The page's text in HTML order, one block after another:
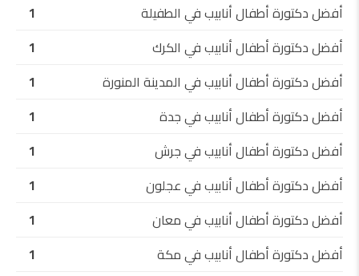
أفضل دكتورة أطفال أنابيب في الطفيلة
1
أفضل دكتورة أطفال أنابيب في الكرك
1
أفضل دكتورة أطفال أنابيب في المدينة المنورة
1
أفضل دكتورة أطفال أنابيب في جدة
1
أفضل دكتورة أطفال أنابيب في جرش
1
أفضل دكتورة أطفال أنابيب في عجلون
1
أفضل دكتورة أطفال أنابيب في معان
1
أفضل دكتورة أطفال أنابيب في مكة
1